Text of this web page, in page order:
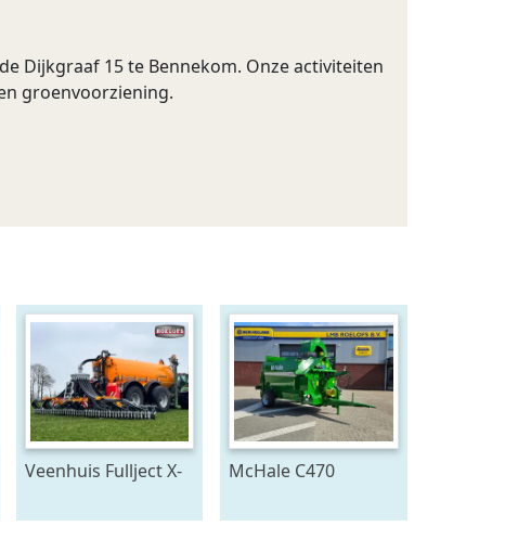
Dijkgraaf 15 te Bennekom. Onze activiteiten
groenvoorziening.
Veenhuis Fullject X-
McHale C470